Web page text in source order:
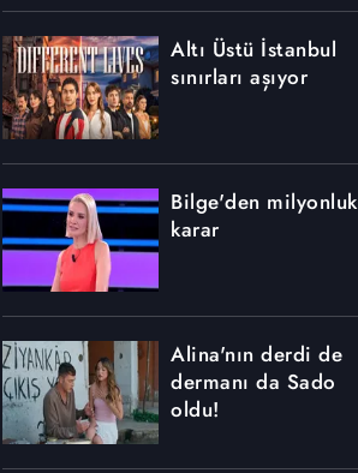
Altı Üstü İstanbul
sınırları aşıyor
Bilge'den milyonluk
karar
Alina'nın derdi de
dermanı da Sado
oldu!